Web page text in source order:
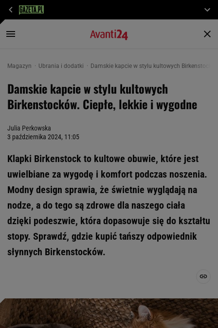
Magazyn Ubrania i dodatki Damskie kapcie w stylu kultowych
Damskie kapcie w stylu kultowych
Birkenstocków. Ciepłe, lekkie i wygodne
Julia Perkowska
3 października 2024, 11:05
Klapki Birkenstock to kultowe obuwie, które jest
uwielbiane za wygodę i komfort podczas noszenia.
Modny design sprawia, że świetnie wyglądają na
nodze, a do tego są zdrowe dla naszego ciała
dzięki podeszwie, która dopasowuje się do kształtu
stopy. Sprawdź, gdzie kupić tańszy odpowiednik
słynnych Birkenstocków.